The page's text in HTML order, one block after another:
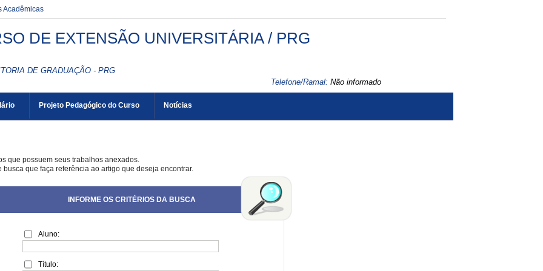
Acadêmicas
DE EXTENSÃO UNIVERSITÁRIA / PRG
DE GRADUAÇÃO - PRG
Telefone/Ramal: Não informado
Projeto Pedagógico do Curso Notícias
que possuem seus trabalhos anexados.
que faça referência ao artigo que deseja encontrar.
INFORME OS CRITÉRIOS DA BUSCA
Aluno:
Título: